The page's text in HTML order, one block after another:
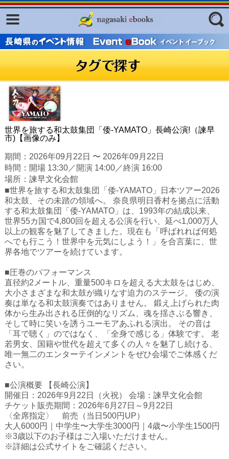
フリーワード
世界を旅する和太鼓集団「倭-YAMATO」長崎公演!（諫早
市)【画像のみ】
期間：2026年09月22日 〜 2026年09月22日
時間：開場 13:30／開演 14:00／終演 16:00
場所：諫早文化会館
■世界を旅する和太鼓集団「倭-YAMATO」日本ツアー2026
和太鼓、その未踏の領域へ。 奈良県明日香村を拠点に活動
する和太鼓集団「倭-YAMATO」は、1993年の結成以来、
世界55カ国で4,800回を超える公演を行い、延べ1,000万人
以上の観客を魅了してきました。現在も「呼ばれれば何処
へでも行こう！世界中を元気にしよう！」を合言葉に、世
界各地でツアーを続けています。
■圧巻のパフォーマンス
直径約2メートル、重量500キロを超える大太鼓をはじめ、
大小さまざまな和太鼓が織りなす迫力のステージ。 倭の演
奏は単なる和太鼓演奏ではありません。 鍛え上げられた肉
体から生み出される圧倒的なリズム、魂を揺さぶる響き、
そして時に笑いを誘うユーモアあふれる演出。 その音は
「耳で聴く」のではなく、「全身で感じる」体験です。 老
若男女、国籍や世代を超えて多くの人々を魅了し続ける、
唯一無二のエンターテインメントをぜひ会場でご体感くだ
さい。
■公演概要 【長崎公演】
開催日：2026年9月22日（火祝） 会場：諫早文化会館
チケット販売期間：2026年6月27日～9月22日
〈全席指定〉 前売（当日500円UP）
大人6000円｜中学生〜大学生3000円｜4歳〜小学生1500円
※3歳以下のお子様はご入場いただけません。
※詳細は公式サイトをご確認ください。
Facebook
ふくいろキラリプロジェクト
東京観光デジタルパンフレットギャ
ラリー（TOKYO Brochures）
復興応援企画
はじめてご利用される方へ
コンテンツ
広報誌ナビ
明治日本の産業革命遺産
長崎と天草地方の潜伏キリシタン
関連遺産
大学・専門学校ナビ
ハイスクールナビ
小・中学校ナビ
いきebooks
ながよebooks
ごとうebooks
おおむらebooks
みなみしまばらebooks
はさみebooks
ながさき市ebooks
さいかいイーブックス
長崎MICE観光マップ